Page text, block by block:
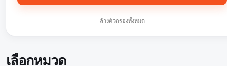
ล้างตัวกรองทั้งหมด
เลือกหมวด